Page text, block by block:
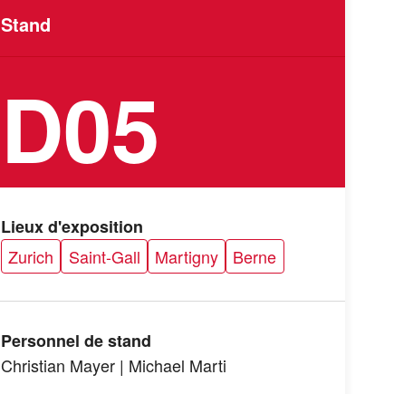
Stand
D05
Lieux d'exposition
Zurich
Saint-Gall Martigny Berne
Personnel de stand
Christian Mayer | Michael Marti